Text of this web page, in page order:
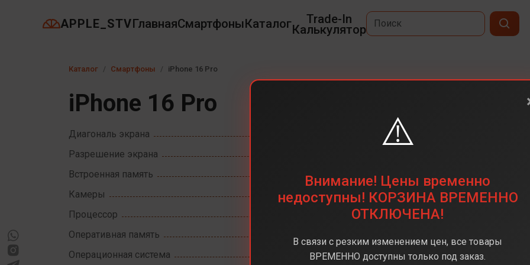
APPLE_STVГлавнаяСмартфоныКаталог Trade-In
Калькулятор
Каталог Смартфоны iPhone 16 Pro
iPhone 16 Pro
Диагональ экрана
Разрешение экрана
Встроенная память
Камеры
48 + 48 + 12 (тройная)
Процессор
Apple A18
Оперативная память
Операционная система
iOS 18
⚠️
Внимание! Цены временно
недоступны! КОРЗИНА ВРЕМЕННО
ОТКЛЮЧЕНА!
В связи с резким изменением цен, все товары
ВРЕМЕННО доступны только под заказ.